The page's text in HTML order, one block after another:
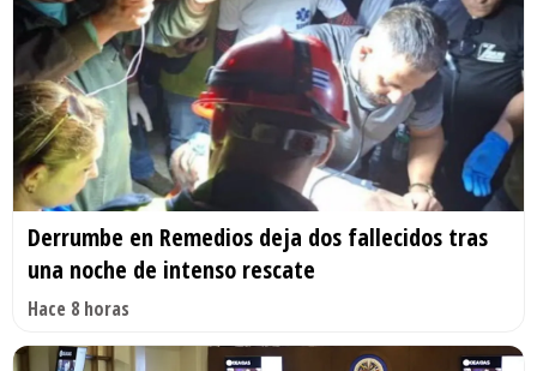
Derrumbe en Remedios deja dos fallecidos tras
una noche de intenso rescate
Hace 8 horas